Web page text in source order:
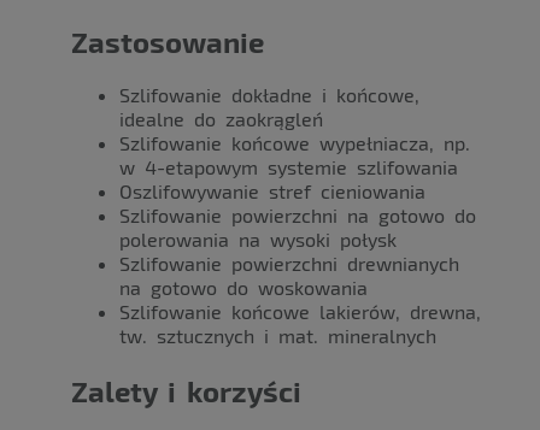
Zastosowanie
Szlifowanie dokładne i końcowe,
idealne do zaokrągleń
Szlifowanie końcowe wypełniacza, np.
w 4-etapowym systemie szlifowania
Oszlifowywanie stref cieniowania
Szlifowanie powierzchni na gotowo do
polerowania na wysoki połysk
Szlifowanie powierzchni drewnianych
na gotowo do woskowania
Szlifowanie końcowe lakierów, drewna,
tw. sztucznych i mat. mineralnych
Zalety i korzyści